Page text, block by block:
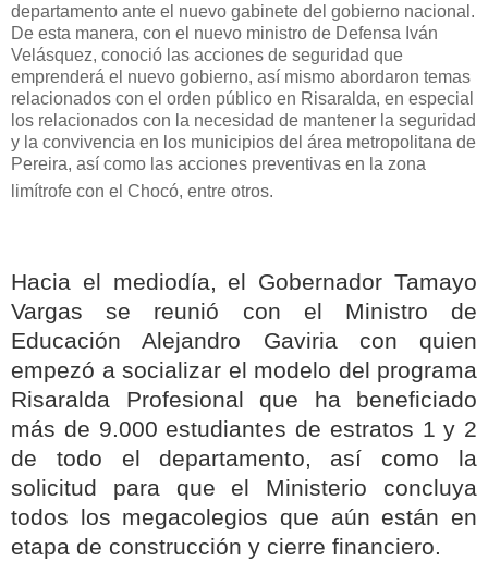
departamento ante el nuevo gabinete del gobierno nacional.
De esta manera, con el nuevo ministro de Defensa Iván
Velásquez, conoció las acciones de seguridad que
emprenderá el nuevo gobierno, así mismo abordaron temas
relacionados con el orden público en Risaralda, en especial
los relacionados con la necesidad de mantener la seguridad
y la convivencia en los municipios del área metropolitana de
Pereira, así como las acciones preventivas en la zona
limítrofe con el Chocó, entre otros.
Hacia el mediodía, el Gobernador Tamayo
Vargas se reunió con el Ministro de
Educación Alejandro Gaviria con quien
empezó a socializar el modelo del programa
Risaralda Profesional que ha beneficiado
más de 9.000 estudiantes de estratos 1 y 2
de todo el departamento, así como la
solicitud para que el Ministerio concluya
todos los megacolegios que aún están en
etapa de construcción y cierre financiero.